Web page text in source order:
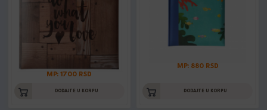
MP: 1700 RSD
DODAJTE U KORPU
MP: 880 RSD
DODAJTE U KORPU